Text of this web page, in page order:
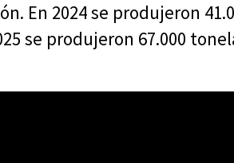
En 2024 se produjeron
se produjeron 67.000